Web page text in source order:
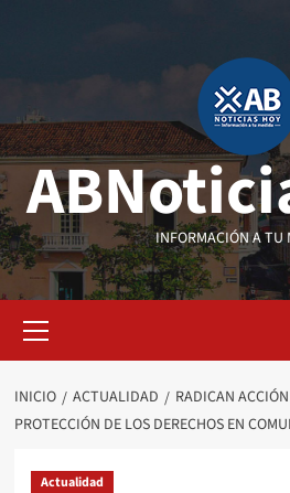
INFORMACIÓN A TU
primario
INICIO ACTUALIDAD
RADICAN
PROTECCIÓN DE LOS DERECHOS EN
Actualidad